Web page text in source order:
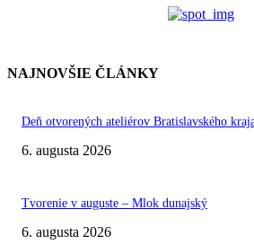
NAJNOVŠIE ČLÁNKY
Deň otvorených ateliérov Bratislavského
6. augusta 2026
Tvorenie v auguste – Mlok dunajský
6. augusta 2026